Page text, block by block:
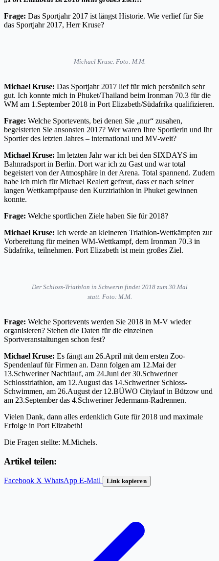
Frage: Das Sportjahr 2017 ist längst Historie. Wie verlief für Sie
das Sportjahr 2017, Herr Kruse?
Michael Kruse. Foto: M.M.
Michael Kruse: Das Sportjahr 2017 lief für mich persönlich sehr
gut. Ich konnte mich in Phuket/Thailand beim Ironman 70.3 für die
WM am 1.September 2018 in Port Elizabeth/Südafrika qualifizieren.
Frage: Welche Sportevents, bei denen Sie „nur“ zusahen,
begeisterten Sie ansonsten 2017? Wer waren Ihre Sportlerin und Ihr
Sportler des letzten Jahres – international und MV-weit?
Michael Kruse: Im letzten Jahr war ich bei den SIXDAYS im
Bahnradsport in Berlin. Dort war ich zu Gast und war total
begeistert von der Atmosphäre in der Arena. Total spannend. Zudem
habe ich mich für Michael Realert gefreut, dass er nach seiner
langen Wettkampfpause den Kurztriathlon in Phuket gewinnen
konnte.
Frage: Welche sportlichen Ziele haben Sie für 2018?
Michael Kruse: Ich werde an kleineren Triathlon-Wettkämpfen zur
Vorbereitung für meinen WM-Wettkampf, dem Ironman 70.3 in
Südafrika, teilnehmen. Port Elizabeth ist mein großes Ziel.
Der Schloss-Triathlon in Schwerin findet 2018 zum 30.Mal
statt. Foto: M.M.
Frage: Welche Sportevents werden Sie 2018 in M-V wieder
organisieren? Stehen die Daten für die einzelnen
Sportveranstaltungen schon fest?
Michael Kruse: Es fängt am 26.April mit dem ersten Zoo-
Spendenlauf für Firmen an. Dann folgen am 12.Mai der
13.Schweriner Nachtlauf, am 24.Juni der 30.Schweriner
Schlosstriathlon, am 12.August das 14.Schweriner Schloss-
Schwimmen, am 26.August der 12.BÜWO Citylauf in Bützow und
am 23.September das 4.Schweriner Jedermann-Radrennen.
Vielen Dank, dann alles erdenklich Gute für 2018 und maximale
Erfolge in Port Elizabeth!
Die Fragen stellte: M.Michels.
Artikel teilen:
Facebook X WhatsApp E-Mail Link kopieren